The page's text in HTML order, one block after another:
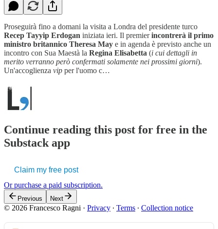
Proseguirà fino a domani la visita a Londra del presidente turco
Recep Tayyip Erdogan iniziata ieri. Il premierincontrerà il primo
ministro britannico Theresa May e in agenda è previsto anche un
incontro con Sua Maestà la Regina Elisabetta (i cui dettagli in
merito verranno però confermati solamente nei prossimi giorni).
Un'accoglienza vip per l'uomo c…
Continue reading this post for free in the
Substack app
Claim my free post
Or purchase a paid subscription.
Previous Next
© 2026 Francesco Ragni · Privacy ∙ Terms ∙ Collection notice